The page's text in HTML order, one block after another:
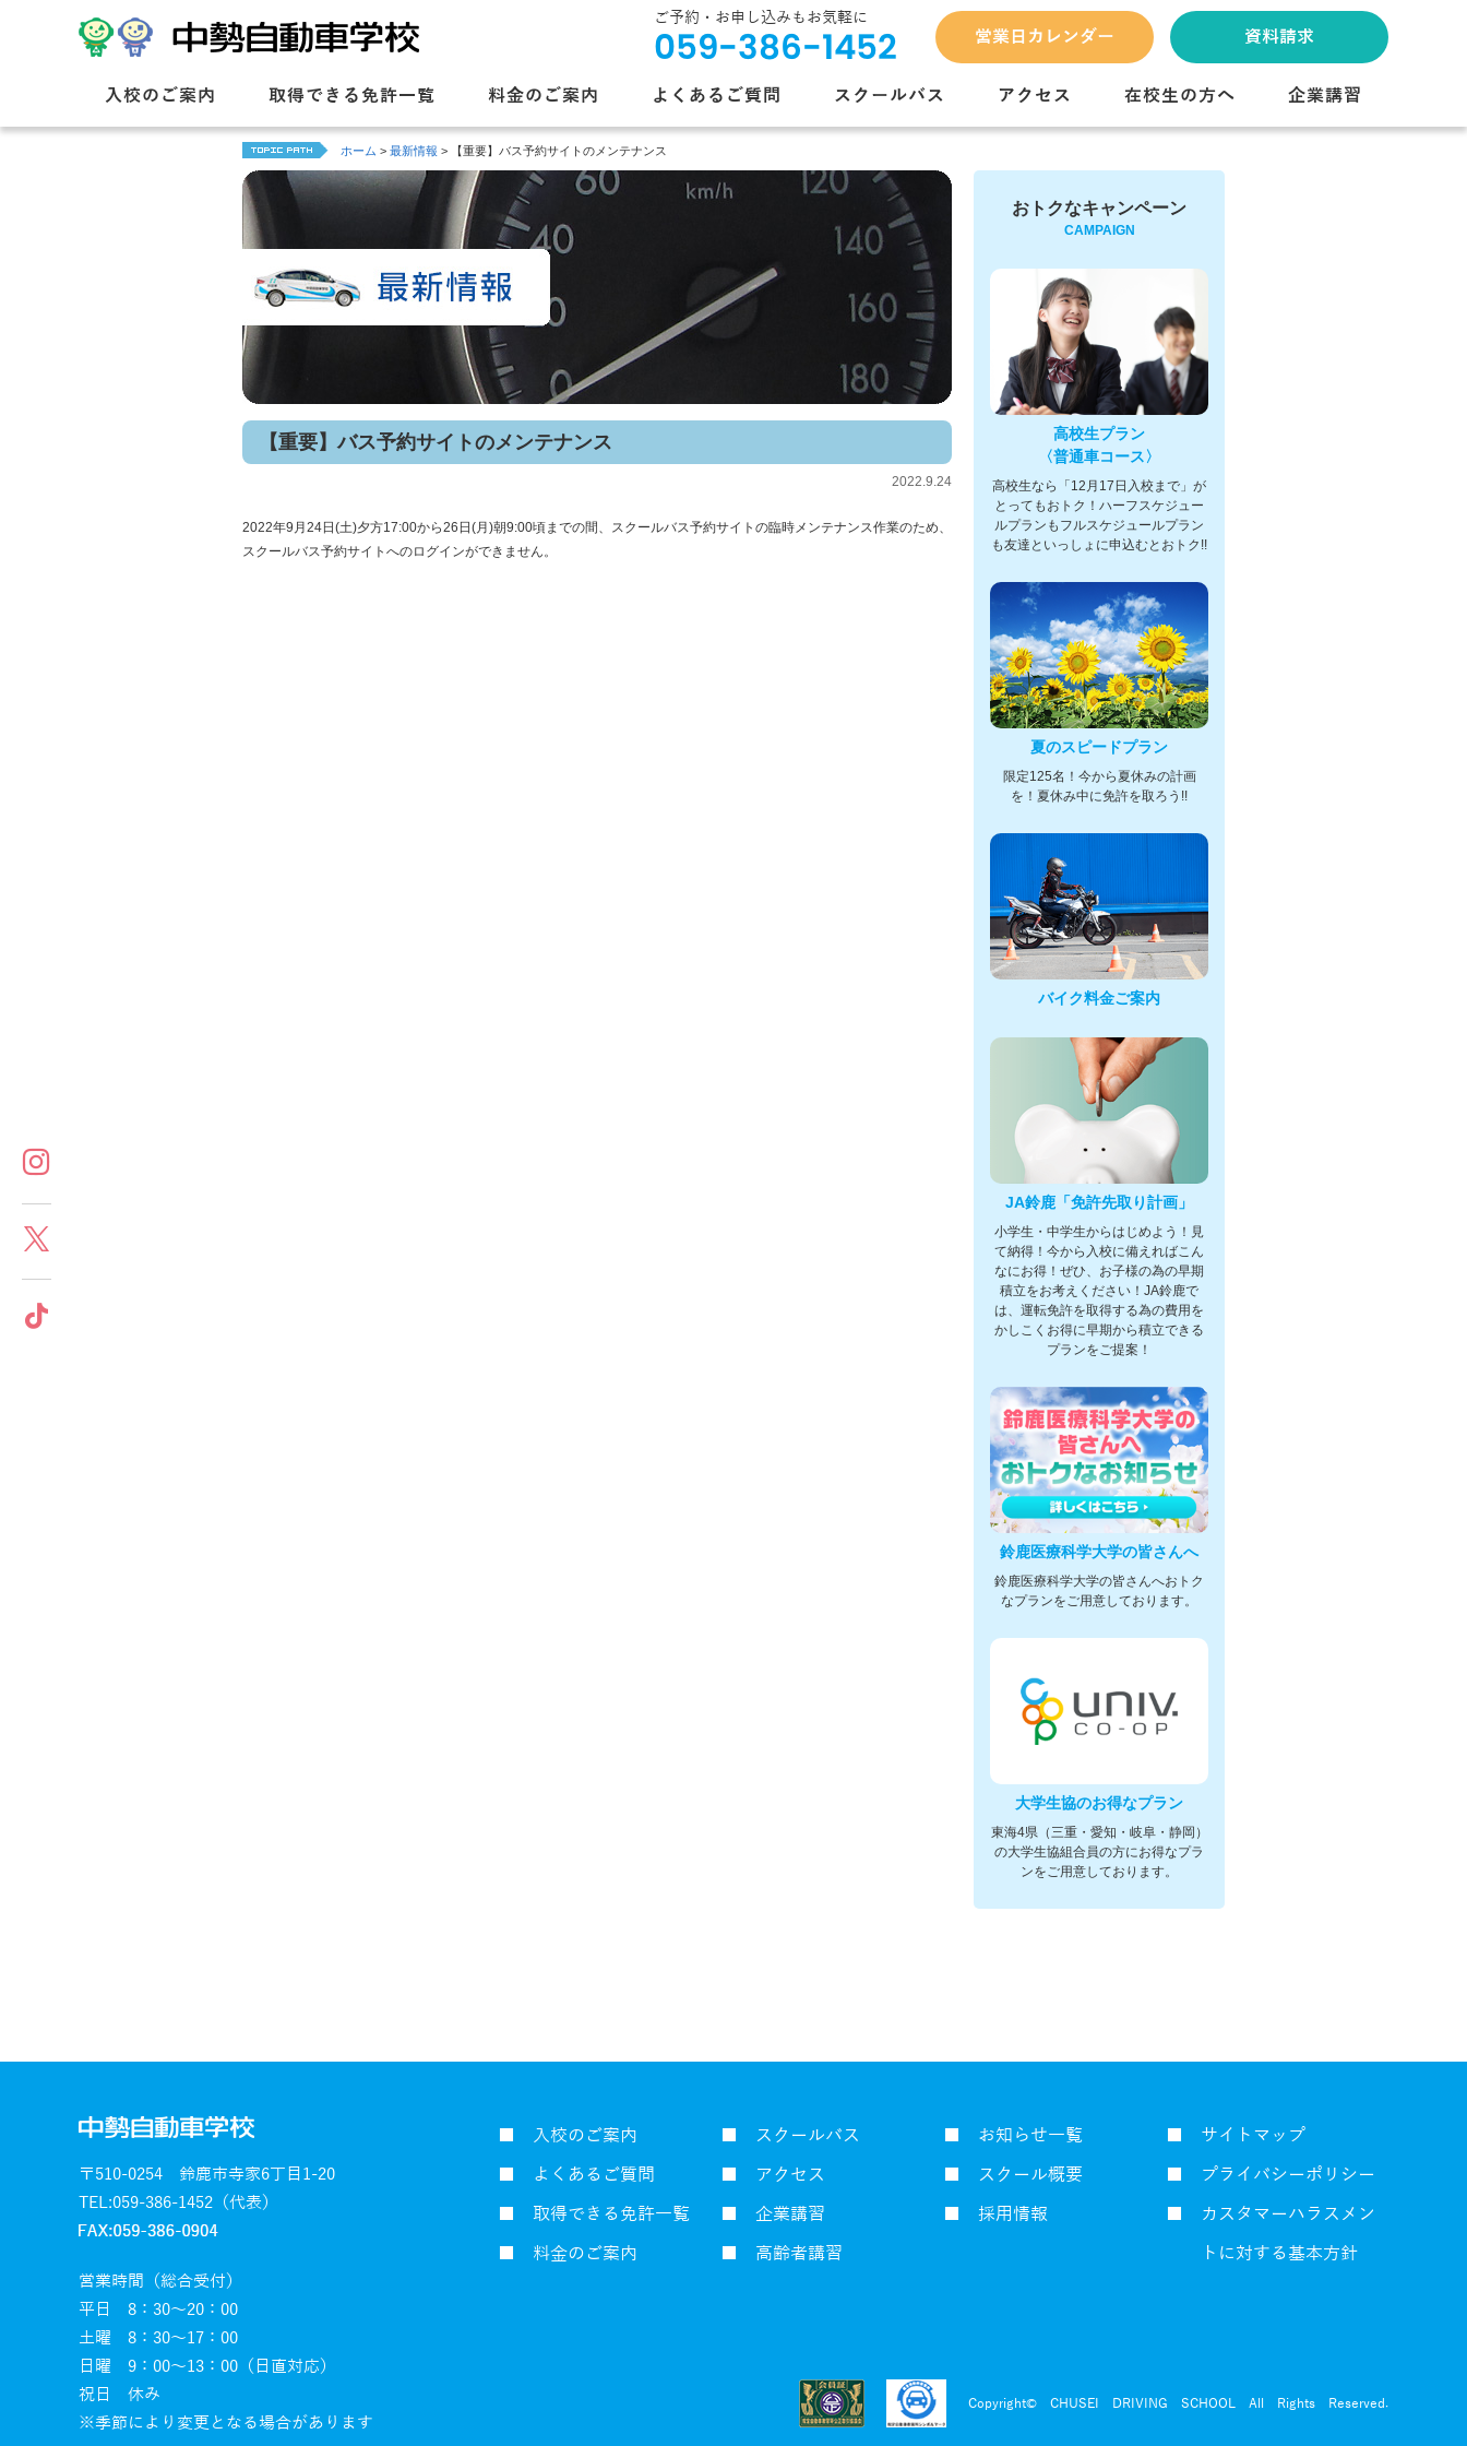
ご予約・お申し込みもお気軽に
059-386-1452 営業日カレンダー 資料請求
入校のご案内 取得できる免許一覧 料金のご案内 よくあるご質問 スクールバス アクセス 在校生の方へ 企業講習
ホーム > 最新情報 > 【重要】バス予約サイトのメンテナンス
【重要】バス予約サイトのメンテナンス
2022.9.24
2022年9月24日(土)夕方17:00から26日(月)朝9:00頃までの間、スクールバス予約サイトの臨時メンテナンス作業のため、
スクールバス予約サイトへのログインができません。
おトクなキャンペーン
CAMPAIGN
高校生プラン
〈普通車コース〉
高校生なら「12月17日入校まで」が
とってもおトク！ハーフスケジュー
ルプランもフルスケジュールプラン
も友達といっしょに申込むとおトク!!
夏のスピードプラン
限定125名！今から夏休みの計画
を！夏休み中に免許を取ろう!!
バイク料金ご案内
JA鈴鹿「免許先取り計画」
小学生・中学生からはじめよう！見
て納得！今から入校に備えればこん
なにお得！ぜひ、お子様の為の早期
積立をお考えください！JA鈴鹿で
は、運転免許を取得する為の費用を
かしこくお得に早期から積立できる
プランをご提案！
鈴鹿医療科学大学の皆さんへ
鈴鹿医療科学大学の皆さんへおトク
なプランをご用意しております。
大学生協のお得なプラン
東海4県（三重・愛知・岐阜・静岡）
の大学生協組合員の方にお得なプラ
ンをご用意しております。
〒510-0254 鈴鹿市寺家6丁目1-20
TEL:059-386-1452（代表）
営業時間（総合受付）
平日 8：30～20：00
土曜 8：30～17：00
日曜 9：00～13：00（日直対応）
祝日 休み
※季節により変更となる場合があります
■ 入校のご案内
■ よくあるご質問
■ 取得できる免許一覧
■ 料金のご案内
■ スクールバス
■ アクセス
■ 企業講習
■ 高齢者講習
■ お知らせ一覧
■ スクール概要
■ 採用情報
■ サイトマップ
■ プライバシーポリシー
■ カスタマーハラスメン
トに対する基本方針
Copyright© CHUSEI DRIVING SCHOOL All Rights Reserved.